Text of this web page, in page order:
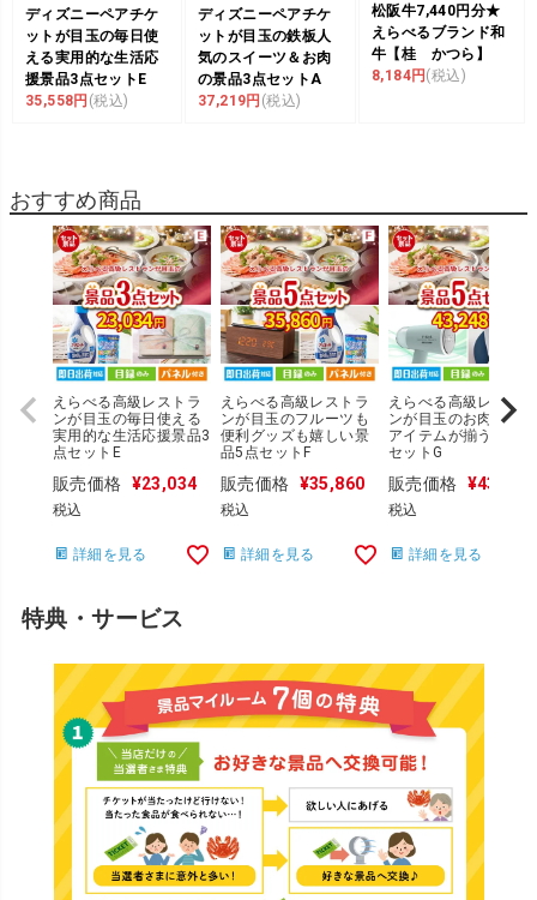
ディズニーペアチケ
ットが目玉の毎日使
える実用的な生活応
援景品3点セットE
35,558円 (税込)
ディズニーペアチケ
ットが目玉の鉄板人
気のスイーツ＆お肉
の景品3点セットA
37,219円 (税込)
松阪牛7,440円分★
えらべるブランド和
牛【桂 かつら】
8,184円 (税込)
おすすめ商品
えらべる高級レストラ
ンが目玉の毎日使える
実用的な生活応援景品3
点セットE
販売価格 ¥23,034
税込
詳細を見る
えらべる高級レストラ
ンが目玉のフルーツも
便利グッズも嬉しい景
品5点セットF
販売価格 ¥35,860
税込
詳細を見る
えらべる高級レストラ
ンが目玉のお肉＆実用
アイテムが揃う景品5
セットG
販売価格 ¥43,248
税込
詳細を見る
特典・サービス